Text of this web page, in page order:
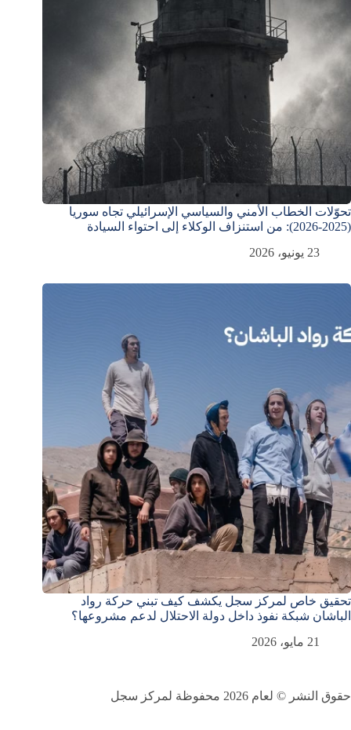
تحوّلات الخطاب الأمني والسياسي الإسرائيلي تجاه سوريا
(2025-2026): من استنزاف الوكلاء إلى احتواء السيادة
23 يونيو، 2026
تحقيق خاص لمركز سجل يكشف كيف تبني حركة رواد
الباشان شبكة نفوذ داخل دولة الاحتلال لدعم مشروعها؟
21 مايو، 2026
حقوق النشر © لعام 2026 محفوظة لمركز سجل